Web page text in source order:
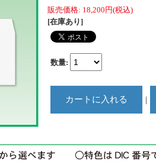
販売価格: 18,200円(税込)
[在庫あり]
数量:
｜